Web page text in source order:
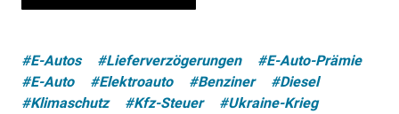
#E-Autos #Lieferverzögerungen
#E-Auto-Prämie
#E-Auto
#Elektroauto #Benziner
#Diesel
#Klimaschutz
#Kfz-Steuer
#Ukraine-Krieg